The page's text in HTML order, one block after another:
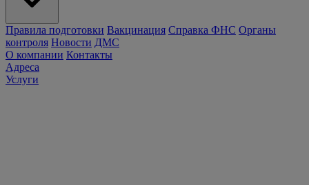
Правила подготовки Вакцинация Справка ФНС Органы
контроля Новости ДМС
О компании Контакты
Адреса
Услуги